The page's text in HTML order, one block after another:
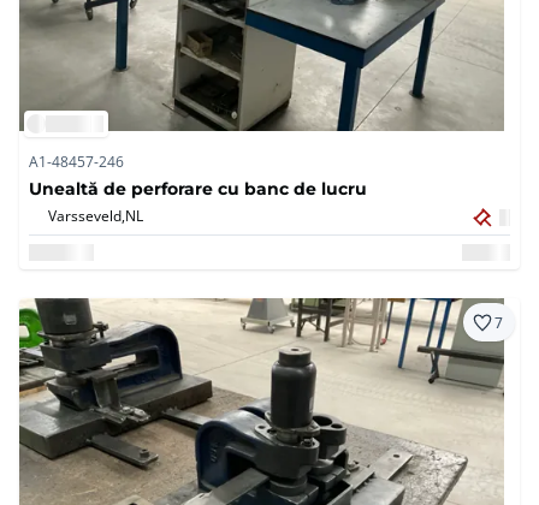
A1-48457-246
Unealtă de perforare cu banc de lucru
Varsseveld,NL
7